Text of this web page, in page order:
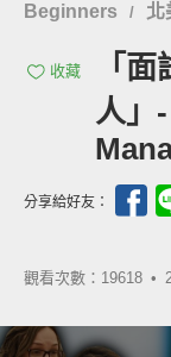
Beginners
/ 北
收藏
「
人」
分享給好友：
觀看次數：19618 •